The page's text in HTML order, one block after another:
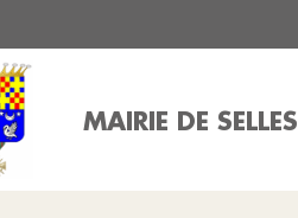
MAIRIE DE SELLES